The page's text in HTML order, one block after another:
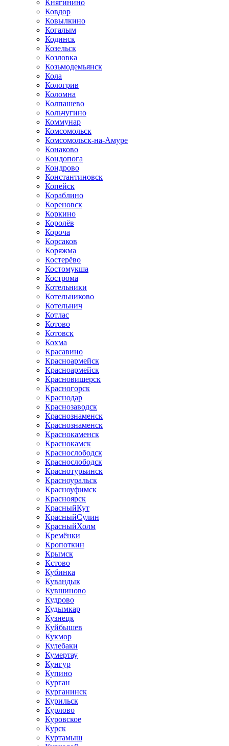
Княгинино
Ковдор
Ковылкино
Когалым
Кодинск
Козельск
Козловка
Козьмодемьянск
Кола
Кологрив
Коломна
Колпашево
Кольчугино
Коммунар
Комсомольск
Комсомольск-на-Амуре
Конаково
Кондопога
Кондрово
Константиновск
Копейск
Кораблино
Кореновск
Коркино
Королёв
Короча
Корсаков
Коряжма
Костерёво
Костомукша
Кострома
Котельники
Котельниково
Котельнич
Котлас
Котово
Котовск
Кохма
Красавино
Красноармейск
Красноармейск
Красновишерск
Красногорск
Краснодар
Краснозаводск
Краснознаменск
Краснознаменск
Краснокаменск
Краснокамск
Краснослободск
Краснослободск
Краснотурьинск
Красноуральск
Красноуфимск
Красноярск
КрасныйКут
КрасныйСулин
КрасныйХолм
Кремёнки
Кропоткин
Крымск
Кстово
Кубинка
Кувандык
Кувшиново
Кудрово
Кудымкар
Кузнецк
Куйбышев
Кукмор
Кулебаки
Кумертау
Кунгур
Купино
Курган
Курганинск
Курильск
Курлово
Куровское
Курск
Куртамыш